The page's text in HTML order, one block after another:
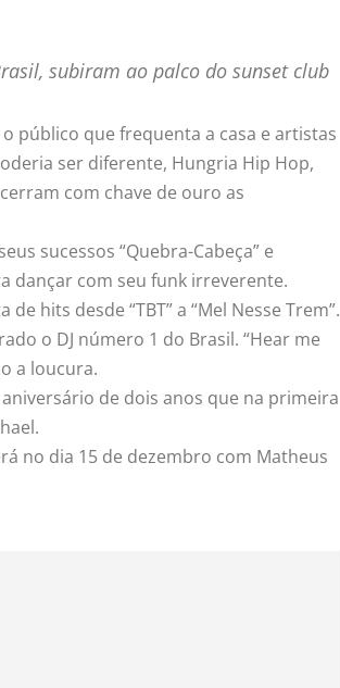
subiram ao palco do sunset club
público que frequenta a casa e artistas
ser diferente, Hungria Hip Hop,
com chave de ouro as
sucessos “Quebra-Cabeça” e
dançar com seu funk irreverente.
hits desde “TBT” a “Mel Nesse Trem”.
o DJ número 1 do Brasil. “Hear me
a loucura.
de dois anos que na primeira
no dia 15 de dezembro com Matheus